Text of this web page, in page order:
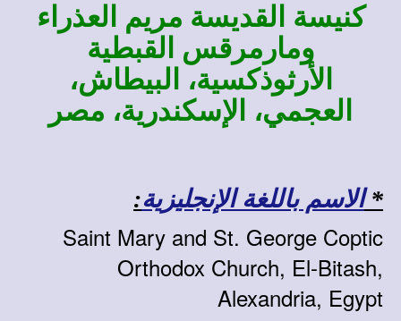
كنيسة القديسة مريم العذراء
ومارمرقس القبطية
الأرثوذكسية، البيطاش،
العجمي، الإسكندرية، مصر
*الاسم باللغة الإنجليزية:
Saint Mary and St. George Coptic
Orthodox Church, El-Bitash,
Alexandria, Egypt